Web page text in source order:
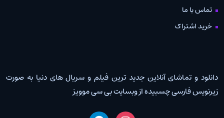
تماس با ما
خرید اشتراک
دانلود و تماشای آنلاین جدید ترین فیلم و سریال های دنیا به صورت
زیرنویس فارسی چسبیده از وبسایت بی سی موویز